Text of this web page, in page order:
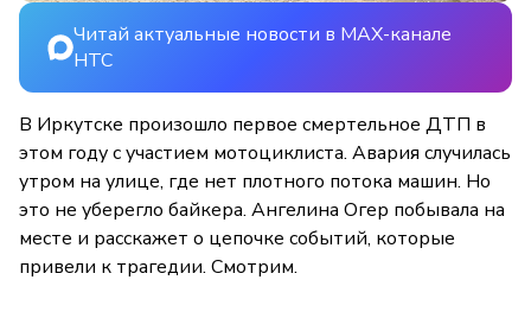
Читай актуальные новости в MAX-канале
НТС
В Иркутске произошло первое смертельное ДТП в
этом году с участием мотоциклиста. Авария случилась
утром на улице, где нет плотного потока машин. Но
это не уберегло байкера. Ангелина Огер побывала на
месте и расскажет о цепочке событий, которые
привели к трагедии. Смотрим.